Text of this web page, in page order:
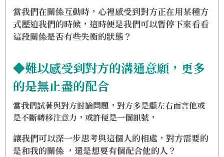
當我們在關係互動時，心裡感受到對方正在用某種方
式壓迫我們的時候，這時便是我們可以暫停下來看看
這段關係是否有些失衡的狀態？
◆難以感受到對方的溝通意願，更多
的是無止盡的配合
當我們試著與對方討論問題，對方多是顧左右而言他或
是不斷轉移注意力，或許便是一個訊號，
讓我們可以深一步思考與這個人的相處，對方需要的
是和我的關係 ，還是想要有個配合他的人？